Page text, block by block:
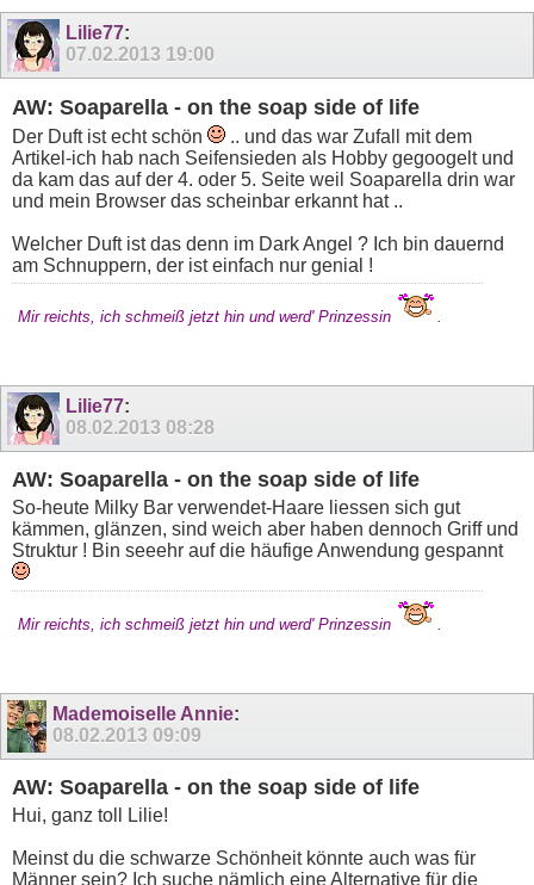
Lilie77:
07.02.2013 19:00
AW: Soaparella - on the soap side of life
Der Duft ist echt schön
.. und das war Zufall mit dem
Artikel-ich hab nach Seifensieden als Hobby gegoogelt und
da kam das auf der 4. oder 5. Seite weil Soaparella drin war
und mein Browser das scheinbar erkannt hat ..
Welcher Duft ist das denn im Dark Angel ? Ich bin dauernd
am Schnuppern, der ist einfach nur genial !
Mir reichts, ich schmeiß jetzt hin und werd' Prinzessin
Lilie77:
08.02.2013 08:28
AW: Soaparella - on the soap side of life
So-heute Milky Bar verwendet-Haare liessen sich gut
kämmen, glänzen, sind weich aber haben dennoch Griff und
Struktur ! Bin seeehr auf die häufige Anwendung gespannt
Mir reichts, ich schmeiß jetzt hin und werd' Prinzessin
Mademoiselle Annie:
08.02.2013 09:09
AW: Soaparella - on the soap side of life
Hui, ganz toll Lilie!
Meinst du die schwarze Schönheit könnte auch was für
Männer sein? Ich suche nämlich eine Alternative für die